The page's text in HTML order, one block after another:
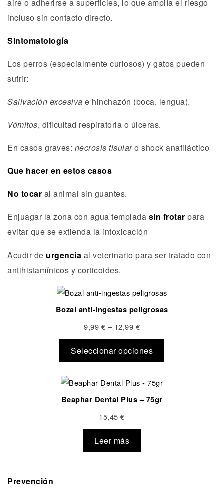
incluso sin contacto directo.
Sintomatología
Los perros (especialmente curiosos) y gatos pueden
sufrir:
Salivación excesiva e hinchazón (boca, lengua).
Vómitos, dificultad respiratoria o úlceras.
En casos graves: necrosis tisularo shock anafiláctico
Que hacer en estos casos
No tocar al animal sin guantes.
Enjuagar la zona con agua templada sin frotar para
evitar que se extienda la intoxicación
Acudir de urgencia al veterinario para ser tratado con
antihistamínicos y corticoides.
Bozal anti-ingestas peligrosas
9,99 € – 12,99 €
Seleccionar opciones
Beaphar Dental Plus – 75gr
15,45€
Leer más
Prevención